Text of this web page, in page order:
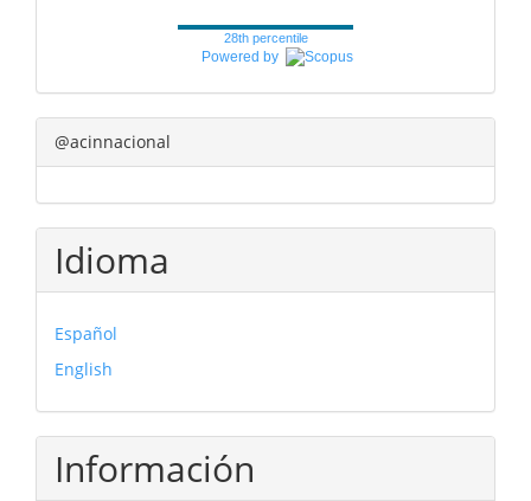
28th percentile
Powered by
@acinnacional
Idioma
Español
English
Información